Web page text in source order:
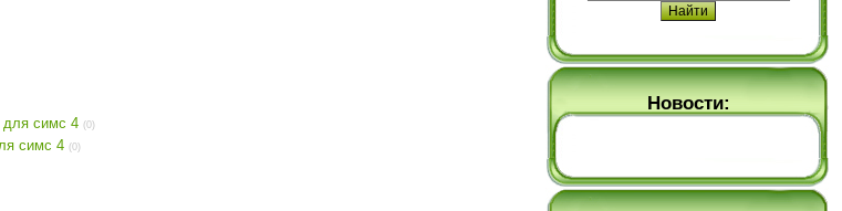
для симс 4 (0)
симс 4 (0)
Новости: